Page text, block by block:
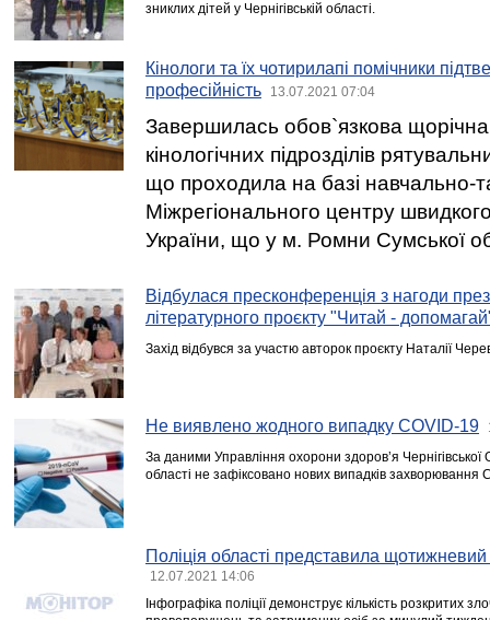
зниклих дітей у Чернігівській області.
Кінологи та їх чотирилапі помічники
професійність
13.07.2021 07:04
Завершилась обов`язкова щорічна
кінологічних підрозділів
що проходила на базі навчально-
Міжрегіонального центру
України, що у м. Ромни Сумської
Відбулася пресконференція з нагоди
літературного проєкту "Читай -
Захід відбувся за участю авторок проєкту Наталії
Не виявлено жодного випадку СOVID-19
За даними Управління охорони здоров’я
області не зафіксовано нових випадків захворювання
Поліція області представила
12.07.2021 14:06
Інфографіка поліції демонструє кількість розкритих